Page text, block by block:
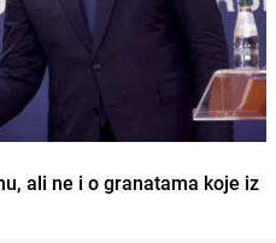
ali ne i o granatama koje iz